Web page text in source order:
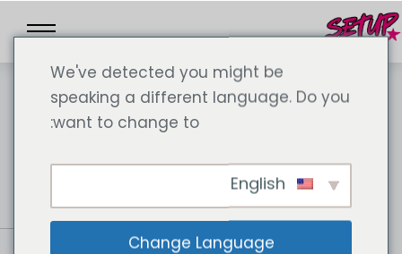
We've detected you might be
speaking a different language. Do you
want to change to:
Change Language